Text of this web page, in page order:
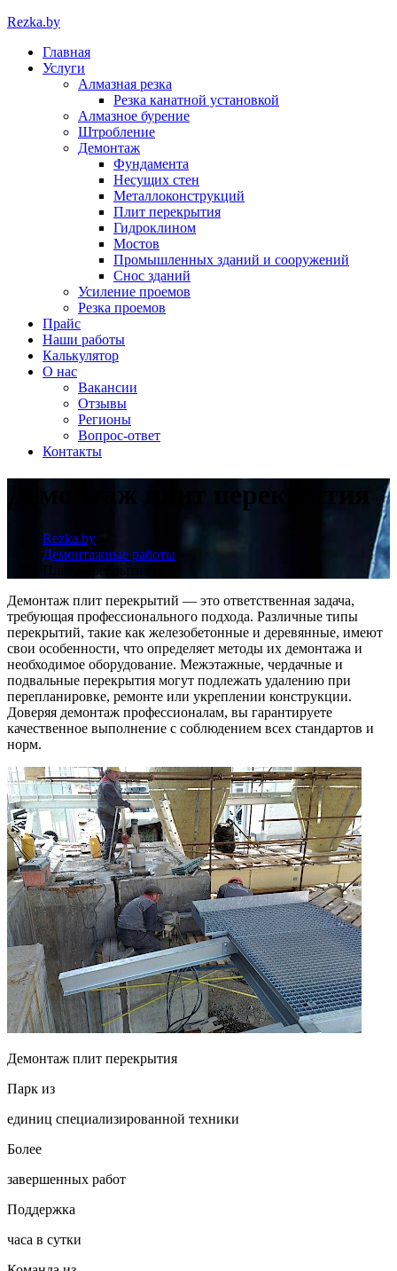
Rezka.by
Главная
Услуги
Алмазная резка
Резка канатной установкой
Алмазное бурение
Штробление
Демонтаж
Фундамента
Несущих стен
Металлоконструкций
Плит перекрытия
Гидроклином
Мостов
Промышленных зданий и сооружений
Снос зданий
Усиление проемов
Резка проемов
Прайс
Наши работы
Калькулятор
О нас
Вакансии
Отзывы
Регионы
Вопрос-ответ
Контакты
Демонтаж плит перекрытия
Rezka.by
Демонтажные работы
Плит перекрытия
Демонтаж плит перекрытий — это ответственная задача,
требующая профессионального подхода. Различные типы
перекрытий, такие как железобетонные и деревянные, имеют
свои особенности, что определяет методы их демонтажа и
необходимое оборудование. Межэтажные, чердачные и
подвальные перекрытия могут подлежать удалению при
перепланировке, ремонте или укреплении конструкции.
Доверяя демонтаж профессионалам, вы гарантируете
качественное выполнение с соблюдением всех стандартов и
норм.
Демонтаж плит перекрытия
Парк из
единиц специализированной техники
Более
завершенных работ
Поддержка
часа в сутки